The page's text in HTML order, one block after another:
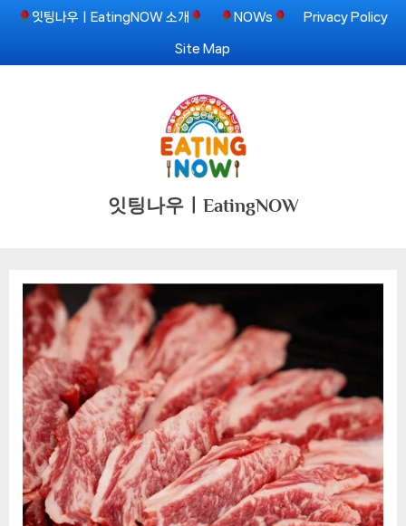
Skip
content
잇팅나우ㅣEatingNOW 소개 NOWs Privacy Policy
Site Map
잇팅나우ㅣEatingNOW